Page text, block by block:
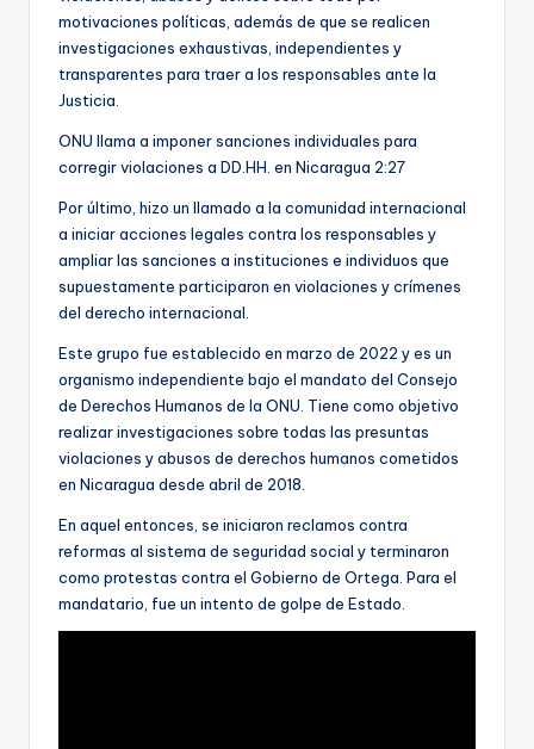
motivaciones políticas, además de que se realicen
investigaciones exhaustivas, independientes y
transparentes para traer a los responsables ante la
Justicia.
ONU llama a imponer sanciones individuales para
corregir violaciones a DD.HH. en Nicaragua 2:27
Por último, hizo un llamado a la comunidad internacional
a iniciar acciones legales contra los responsables y
ampliar las sanciones a instituciones e individuos que
supuestamente participaron en violaciones y crímenes
del derecho internacional.
Este grupo fue establecido en marzo de 2022 y es un
organismo independiente bajo el mandato del Consejo
de Derechos Humanos de la ONU. Tiene como objetivo
realizar investigaciones sobre todas las presuntas
violaciones y abusos de derechos humanos cometidos
en Nicaragua desde abril de 2018.
En aquel entonces, se iniciaron reclamos contra
reformas al sistema de seguridad social y terminaron
como protestas contra el Gobierno de Ortega. Para el
mandatario, fue un intento de golpe de Estado.